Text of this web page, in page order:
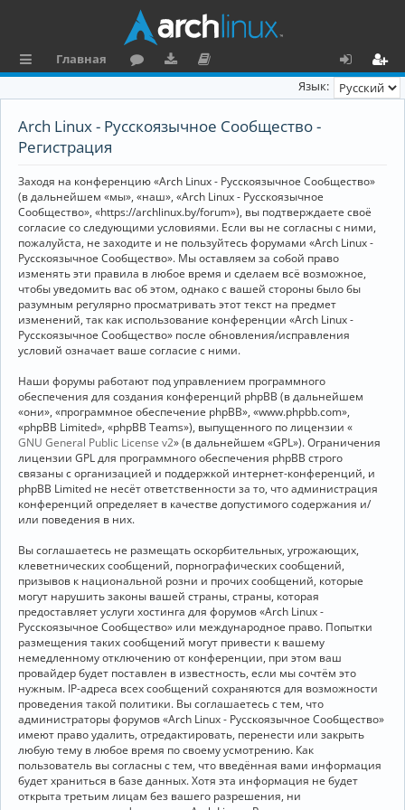
л
и
Главная
н
та
ц
и
я
х
ег
Язык:
Arch Linux - Русскоязычное Сообщество -
Регистрация
Заходя на конференцию «Arch Linux - Русскоязычное Сообщество»
(в дальнейшем «мы», «наш», «Arch Linux - Русскоязычное
Сообщество», «https://archlinux.by/forum»), вы подтверждаете своё
согласие со следующими условиями. Если вы не согласны с ними,
пожалуйста, не заходите и не пользуйтесь форумами «Arch Linux -
Русскоязычное Сообщество». Мы оставляем за собой право
изменять эти правила в любое время и сделаем всё возможное,
чтобы уведомить вас об этом, однако с вашей стороны было бы
разумным регулярно просматривать этот текст на предмет
изменений, так как использование конференции «Arch Linux -
Русскоязычное Сообщество» после обновления/исправления
условий означает ваше согласие с ними.
Наши форумы работают под управлением программного
обеспечения для создания конференций phpBB (в дальнейшем
«они», «программное обеспечение phpBB», «www.phpbb.com»,
«phpBB Limited», «phpBB Teams»), выпущенного по лицензии «
GNU General Public License v2» (в дальнейшем «GPL»). Ограничения
лицензии GPL для программного обеспечения phpBB строго
связаны с организацией и поддержкой интернет-конференций, и
phpBB Limited не несёт ответственности за то, что администрация
конференций определяет в качестве допустимого содержания и/
или поведения в них.
Вы соглашаетесь не размещать оскорбительных, угрожающих,
клеветнических сообщений, порнографических сообщений,
призывов к национальной розни и прочих сообщений, которые
могут нарушить законы вашей страны, страны, которая
предоставляет услуги хостинга для форумов «Arch Linux -
Русскоязычное Сообщество» или международное право. Попытки
размещения таких сообщений могут привести к вашему
немедленному отключению от конференции, при этом ваш
провайдер будет поставлен в известность, если мы сочтём это
нужным. IP-адреса всех сообщений сохраняются для возможности
проведения такой политики. Вы соглашаетесь с тем, что
администраторы форумов «Arch Linux - Русскоязычное Сообщество»
имеют право удалить, отредактировать, перенести или закрыть
любую тему в любое время по своему усмотрению. Как
пользователь вы согласны с тем, что введённая вами информация
будет храниться в базе данных. Хотя эта информация не будет
открыта третьим лицам без вашего разрешения, ни